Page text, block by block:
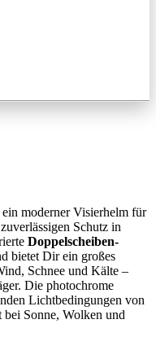
ein moderner Visierhelm für
Schutz in
Doppelscheiben-
bietet Dir ein großes
Schnee und Kälte –
Die photochrome
Lichtbedingungen von
bei Sonne, Wolken und